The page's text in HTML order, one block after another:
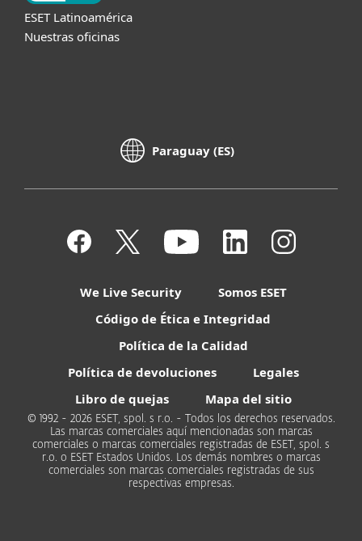
ESET Latinoamérica
Nuestras oficinas
Paraguay (ES)
We Live Security
Somos ESET
Código de Ética e Integridad
Política de la Calidad
Política de devoluciones
Legales
Libro de quejas
Mapa del sitio
© 1992 - 2026 ESET, spol. s r.o. - Todos los derechos reservados.
Las marcas comerciales aquí mencionadas son marcas
comerciales o marcas comerciales registradas de ESET, spol. s
r.o. o ESET Estados Unidos. Los demás nombres o marcas
comerciales son marcas comerciales registradas de sus
respectivas empresas.